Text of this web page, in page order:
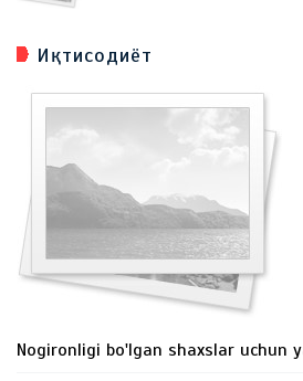
Иқтисодиёт
Nogironligi bo'lgan shaxslar uchun